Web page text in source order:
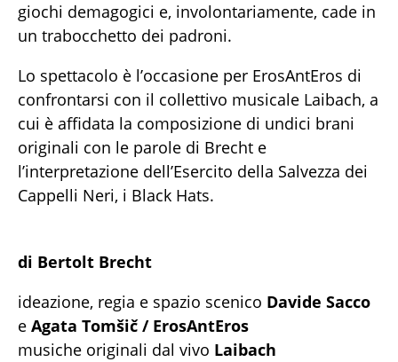
giochi demagogici e, involontariamente, cade in
un trabocchetto dei padroni.
Lo spettacolo è l’occasione per ErosAntEros di
confrontarsi con il collettivo musicale Laibach, a
cui è affidata la composizione di undici brani
originali con le parole di Brecht e
l’interpretazione dell’Esercito della Salvezza dei
Cappelli Neri, i Black Hats.
di Bertolt Brecht
ideazione, regia e spazio scenico Davide Sacco
e Agata Tomšič / ErosAntEros
musiche originali dal vivo Laibach